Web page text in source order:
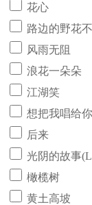
花心
路边的野花
风雨无阻
浪花一朵朵
江湖笑
想把我唱给
后来
光阴的故事
橄榄树
黄土高坡